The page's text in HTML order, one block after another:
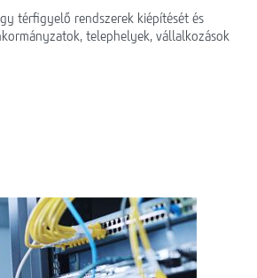
térfigyelő rendszerek kiépítését és
telephelyek, vállalkozások